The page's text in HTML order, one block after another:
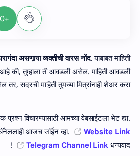
+0
असणार्‍या व्‍यक्‍तीची वारस नोंद. याबाबत माहिती
की, तुम्हाला ती आवडली असेल. माहिती आवडली
तर, सदरची माहिती तुमच्या मित्रांनाही शेअर करा.
विचारण्यासाठी आमच्या वेबसाईटला भेट द्या.
आजच जॉईन व्हा.
Website Link
Telegram Channel Link धन्यवाद !